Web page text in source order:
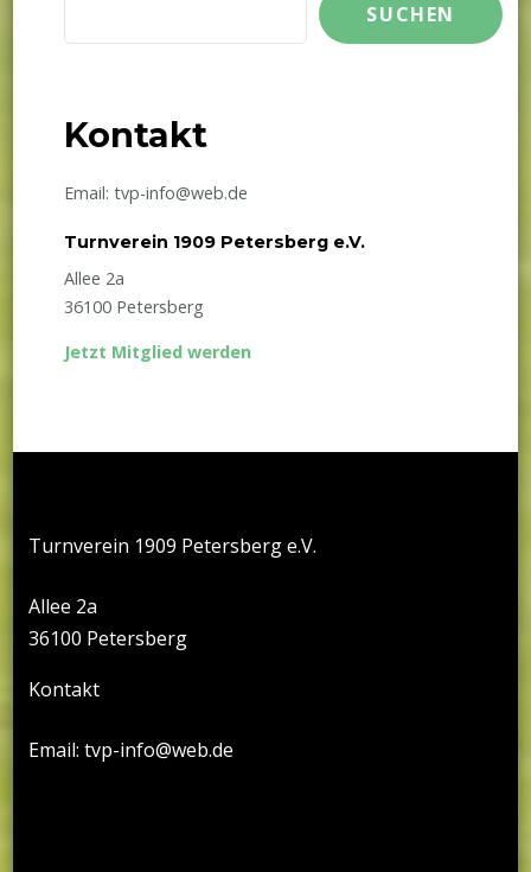
SUCHEN
Kontakt
Email: tvp-info@web.de
Turnverein 1909 Petersberg e.V.
Allee 2a
36100 Petersberg
Jetzt Mitglied werden
Turnverein 1909 Petersberg e.V.
Allee 2a
36100 Petersberg
Kontakt
Email: tvp-info@web.de